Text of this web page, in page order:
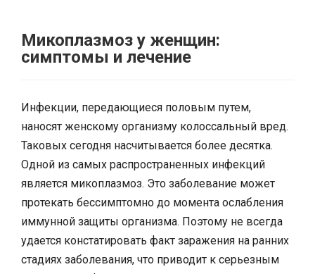
Микоплазмоз у женщин:
симптомы и лечение
Инфекции, передающиеся половым путем,
наносят женскому организму колоссальный вред.
Таковых сегодня насчитывается более десятка.
Одной из самых распространенных инфекций
является микоплазмоз. Это заболевание может
протекать бессимптомно до момента ослабления
иммунной защиты организма. Поэтому не всегда
удается констатировать факт заражения на ранних
стадиях заболевания, что приводит к серьезным